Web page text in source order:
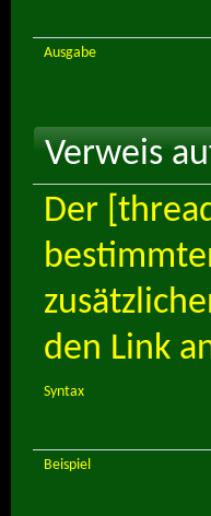
Ausgabe
Verweis
Der
den Link
Syntax
Beispiel